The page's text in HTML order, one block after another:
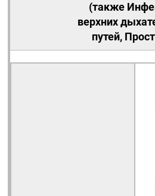
(также
верхних
путей,